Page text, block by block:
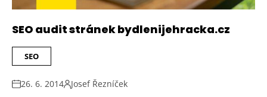
SEO audit stránek bydlenijehracka.cz
SEO
26. 6. 2014 Josef Řezníček